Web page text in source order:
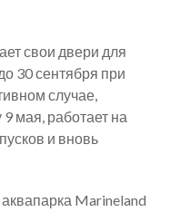
свои двери для
30 сентября при
случае,
мая, работает на
и вновь
Marineland